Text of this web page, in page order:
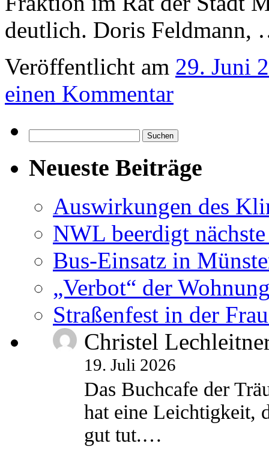
deutlich. Doris
Veröffentlicht am 29. Juni
einen Kommentar
nach:
Neueste Beiträge
Auswirkungen des
NWL beerdigt
Bus-Einsatz in
„Verbot“ der
Straßenfest in der
Christel
19. Juli 2026
Das Buchcafe der
hat eine Leichtigkeit,
gut tut.…